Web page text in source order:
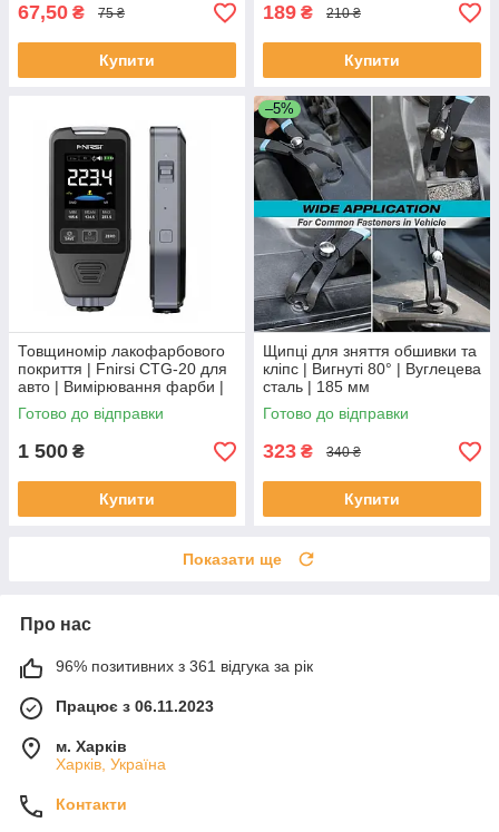
67,50 ₴ 75 ₴
Купити
189 ₴ 210 ₴
Купити
Товщиномір лакофарбового
покриття | Fnirsi CTG-20 для
авто | Вимірювання фарби |
Діапазон 0-1400 мкм
Готово до відправки
1 500 ₴
Купити
–5%
Щипці для зняття обшивки та
кліпс | Вигнуті 80° | Вуглецева
сталь | 185 мм
Готово до відправки
323 ₴ 340 ₴
Купити
Показати ще
Про нас
96% позитивних з 361 відгука за рік
Працює з 06.11.2023
м. Харків
Харків, Україна
Контакти